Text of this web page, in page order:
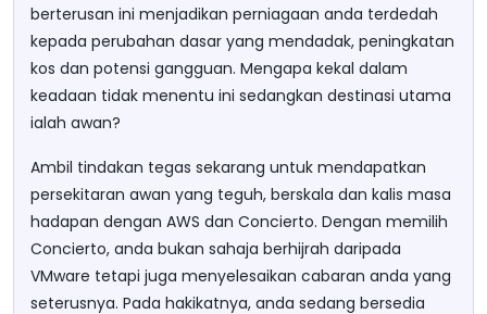
berterusan ini menjadikan perniagaan anda terdedah
kepada perubahan dasar yang mendadak, peningkatan
kos dan potensi gangguan. Mengapa kekal dalam
keadaan tidak menentu ini sedangkan destinasi utama
ialah awan?
Ambil tindakan tegas sekarang untuk mendapatkan
persekitaran awan yang teguh, berskala dan kalis masa
hadapan dengan AWS dan Concierto. Dengan memilih
Concierto, anda bukan sahaja berhijrah daripada
VMware tetapi juga menyelesaikan cabaran anda yang
seterusnya. Pada hakikatnya, anda sedang bersedia